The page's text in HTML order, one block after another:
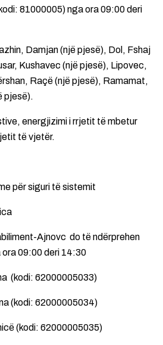
81000005) nga ora 09:00 deri
Damjan (një pjesë), Dol, Fshaj
Kushavec (një pjesë), Lipovec,
Raçë (një pjesë), Ramamat,
pjesë).
energjizimi i rrjetit të mbetur
të vjetër.
për siguri të sistemit
Ajnovc do të ndërprehen
09:00 deri 14:30
(kodi: 62000005033)
(kodi: 62000005034)
(kodi: 62000005035)